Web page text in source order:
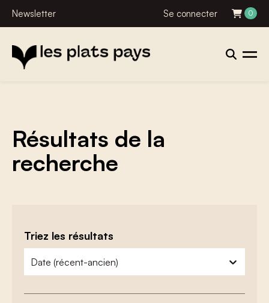
Newsletter Se connecter 0
Résultats de la
recherche
Triez les résultats
zoeken - sorteer
trier le contenu